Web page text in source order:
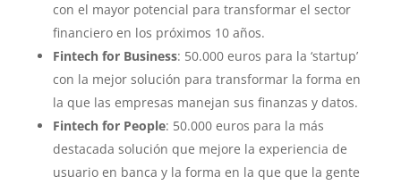
con el mayor potencial para transformar el sector
financiero en los próximos 10 años.
Fintech for Business: 50.000 euros para la ‘startup’
con la mejor solución para transformar la forma en
la que las empresas manejan sus finanzas y datos.
Fintech for People: 50.000 euros para la más
destacada solución que mejore la experiencia de
usuario en banca y la forma en la que que la gente